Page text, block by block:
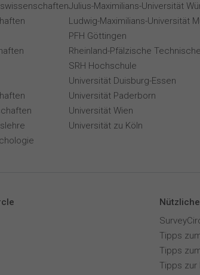
Julius-Maximilians-Universität
Ludwig-Maximilians-Universität
PFH Göttingen
Rheinland-Pfälzische
SRH Hochschule
Universität Duisburg-Essen
Universität Paderborn
Universität Wien
Universität zu Köln
Tipps
Tipps
Tipps zur